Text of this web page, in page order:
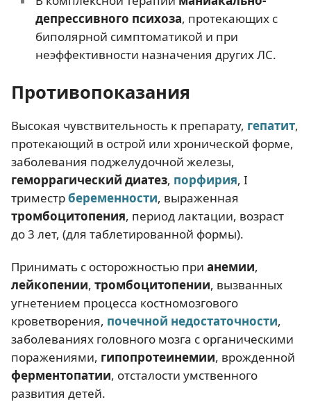
депрессивного психоза, протекающих с
биполярной симптоматикой и при
неэффективности назначения других ЛС.
Противопоказания
Высокая чувствительность к препарату, гепатит,
протекающий в острой или хронической форме,
заболевания поджелудочной железы,
геморрагический диатез, порфирия, I
триместрбеременности, выраженная
тромбоцитопения, период лактации, возраст
до 3 лет, (для таблетированной формы).
Принимать с осторожностью при анемии,
лейкопении, тромбоцитопении, вызванных
угнетением процесса костномозгового
кроветворения, почечной недостаточности,
заболеваниях головного мозга с органическими
поражениями, гипопротеинемии, врожденной
ферментопатии, отсталости умственного
развития детей.